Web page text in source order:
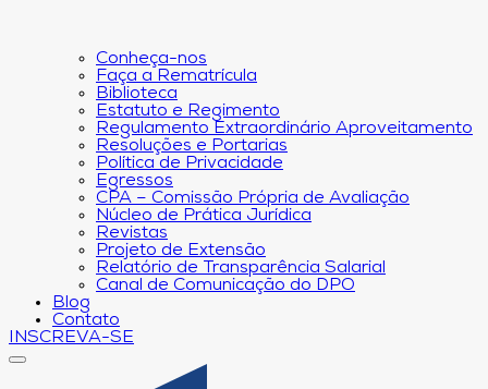
Conheça-nos
Faça a Rematrícula
Biblioteca
Estatuto e Regimento
Regulamento Extraordinário Aproveitamento
Resoluções e Portarias
Política de Privacidade
Egressos
CPA – Comissão Própria de Avaliação
Núcleo de Prática Jurídica
Revistas
Projeto de Extensão
Relatório de Transparência Salarial
Canal de Comunicação do DPO
Blog
Contato
INSCREVA-SE